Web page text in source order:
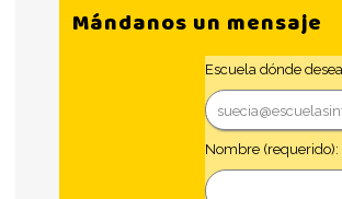
Mándanos un mensaje
Escuela dónde
Nombre (requerido):